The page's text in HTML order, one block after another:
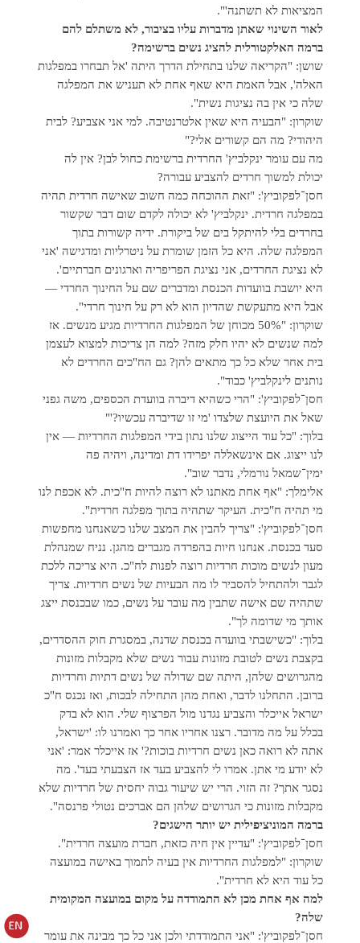
המציאות לא תשתנה'".
לאור השינוי שאתן מדברות עליו בציבור, לא משתלם להם
ברמה האלקטורלית להציג נשים ברשימה?
שושן: "הקריאה שלנו בתחילת הדרך היתה 'אל תבחרו במפלגות
האלה', אבל האמת היא שאף אחת לא תעניש את המפלגה
שלה כי אין בה נציגות נשית".
שוקרון: "הבעיה היא שאין אלטרנטיבה. למי אני אצביע? לבית
היהודי? מה הם קשורים אלי?"
מה עם עומר ינקלביץ' החרדית ברשימת כחול לבן? אין לה
יכולת למשוך חרדים להצביע עבורה?
חסן־לפקוביץ': "זאת ההוכחה כמה חשוב שאישה חרדית תהיה
במפלגה חרדית. ינקלביץ' לא יכולה לקדם שום דבר שקשור
בחרדים בלי להיתקל בים של ביקורת. ידיה קשורות בתוך
המפלגה שלה. היא כל הזמן שומרת על ניטרליות ומדגישה 'אני
לא נציגת החרדים, אני נציגת הפריפריה וארגונים חברתיים'.
היא יושבת בוועדות הכנסת ומדברים שם על החינוך החרדי —
אבל היא מתעקשת שהדיון הוא לא רק על חינוך חרדי".
שוקרון: "50% מכוחן של המפלגות החרדיות מגיע מנשים. אז
למה שנשים לא יהיו חלק מזה? למה הן צריכות למצוא לעצמן
בית אחר שלא כל כך מתאים להן? גם הח"כים החרדים לא
נותנים לינקלביץ' כבוד".
חסן־לפקוביץ': "הרי כשהיא דיברה בוועדת הכספים, משה גפני
שאל את היועצת שלצדו 'מי זו שדיברה עכשיו?'"
בלוך: "כל עוד הייצוג שלנו נתון בידי המפלגות החרדיות — אין
לנו ייצוג. אם אינשאללה יפרידו דת ומדינה, ויהיה פה
ימין־שמאל נורמלי, נדבר שוב".
אלימלך: "אף אחת מאתנו לא רוצה להיות ח"כית. לא אכפת לנו
מי תהיה ח"כית. העיקר שתהיה בתוך מפלגה חרדית".
חסן־לפקוביץ': "צריך להבין את המצב שלנו כשאנחנו מחפשות
סעד בכנסת. אנחנו חיות בהפרדה מגברים מהגן. נניח שמנהלת
מעון לנשים מוכות חרדיות רוצה לפנות לח"כ. היא צריכה ללכת
לגבר ולהתחיל להסביר לו מה הבעיות של נשים חרדיות. צריך
שתהיה שם אישה שתבין מה עובר על נשים, כמו שבכנסת ייצג
אותך מי שדומה לך".
בלוך: "כשישבתי בוועדה בכנסת שדנה, במסגרת חוק ההסדרים,
בקצבת נשים לטובת מזונות עבור נשים שלא מקבלות מזונות
מהגרושים שלהן, היתה שם שדולה של נשים דתיות וחרדיות
ברובן. התחלנו לדבר, ואחת מהן התחילה לבכות, ואז נכנס ח"כ
ישראל אייכלר והצביע נגדנו מול הפרצוף שלי. הוא לא בדק
בכלל על מה מדובר. רצנו אחריו אחר כך ואמרנו לו: 'ישראל,
אתה לא רואה כאן נשים חרדיות בוכות?' אז אייכלר אמר: 'אני
לא יודע מי אתן. אמרו לי להצביע בעד אז הצבעתי בעד'. מה
נסגר אתך? זה הזוי. הרי יש שיעור גבוה יחסית של חרדיות שלא
מקבלות מזונות כי הגרושים שלהן הם אברכים נטולי פרנסה".
ברמה המוניציפילית יש יותר הישגים?
חסן־לפקוביץ': "עדיין אין חיה כזאת, חברת מועצה חרדית".
שוקרון: "למפלגות החרדיות אין בעיה לתמוך באישה במועצה
כל עוד היא לא חרדית".
למה אף אחת מכן לא התמודדה על מקום במועצה המקומית
שלה?
חסן־לפקוביץ': "אני התמודדתי ולכן אני כל כך מבינה את עומר